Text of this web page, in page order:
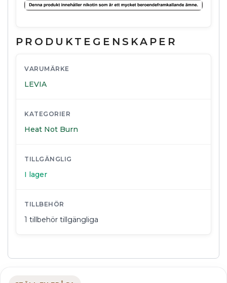
PRODUKTEGENSKAPER
VARUMÄRKE
LEVIA
KATEGORIER
Heat Not Burn
TILLGÄNGLIG
I lager
TILLBEHÖR
1 tillbehör tillgängliga